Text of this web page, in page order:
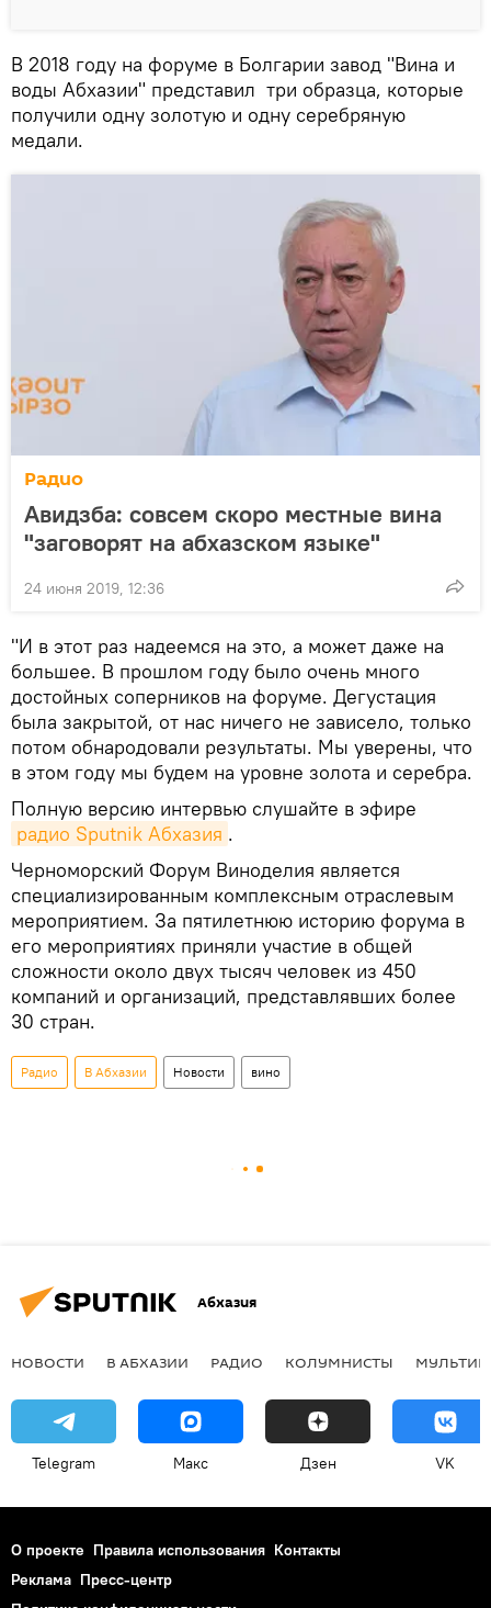
В 2018 году на форуме в Болгарии завод "Вина и
воды Абхазии" представил три образца, которые
получили одну золотую и одну серебряную
медали.
Радио
Авидзба: совсем скоро местные вина
"заговорят на абхазском языке"
24 июня 2019, 12:36
"И в этот раз надеемся на это, а может даже на
большее. В прошлом году было очень много
достойных соперников на форуме. Дегустация
была закрытой, от нас ничего не зависело, только
потом обнародовали результаты. Мы уверены, что
в этом году мы будем на уровне золота и серебра.
Полную версию интервью слушайте в эфире
радио Sputnik Абхазия .
Черноморский Форум Виноделия является
специализированным комплексным отраслевым
мероприятием. За пятилетнюю историю форума в
его мероприятиях приняли участие в общей
сложности около двух тысяч человек из 450
компаний и организаций, представлявших более
30 стран.
Радио В Абхазии Новости вино
Абхазия
НОВОСТИ В АБХАЗИИ РАДИО КОЛУМНИСТЫ
Telegram Макс Дзен VK
О проекте Правила использования Контакты
Реклама Пресс-центр